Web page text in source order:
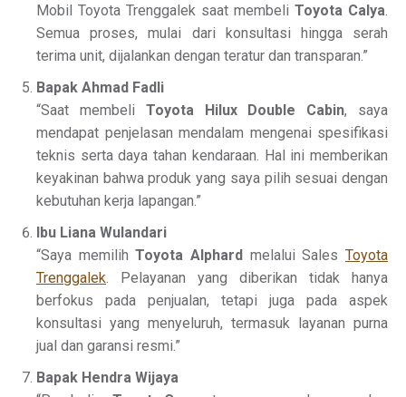
Mobil Toyota Trenggalek saat membeli Toyota Calya
Semua proses, mulai dari konsultasi hingga serah
terima unit, dijalankan dengan teratur dan transparan.”
Bapak Ahmad Fadli
“Saat membeli Toyota Hilux Double Cabin, saya
mendapat penjelasan mendalam mengenai spesifikasi
teknis serta daya tahan kendaraan. Hal ini memberikan
keyakinan bahwa produk yang saya pilih sesuai dengan
kebutuhan kerja lapangan.”
Ibu Liana Wulandari
“Saya memilihToyota Alphard melalui SalesToyota
Trenggalek . Pelayanan yang diberikan tidak hanya
berfokus pada penjualan, tetapi juga pada aspek
konsultasi yang menyeluruh, termasuk layanan purna
jual dan garansi resmi.”
Bapak Hendra Wijaya